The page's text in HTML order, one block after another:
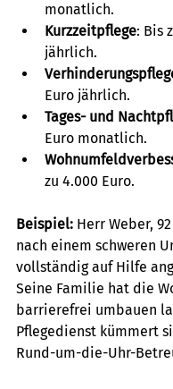
monatlich.
Kurzzeitpflege: Bis
jährlich.
Euro jährlich.
Tages- und
Euro monatlich.
zu 4.000 Euro.
Beispiel: Herr Weber,
nach einem schweren
vollständig auf Hilfe
Seine Familie hat die
barrierefrei umbauen
Pflegedienst kümmert
Rund-um-die-Uhr-